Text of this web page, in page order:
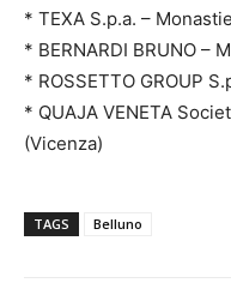
* TEXA S.p.a. –
* BERNARDI BRUNO –
* ROSSETTO GROUP
* QUAJA VENETA
(Vicenza)
TAGS Belluno